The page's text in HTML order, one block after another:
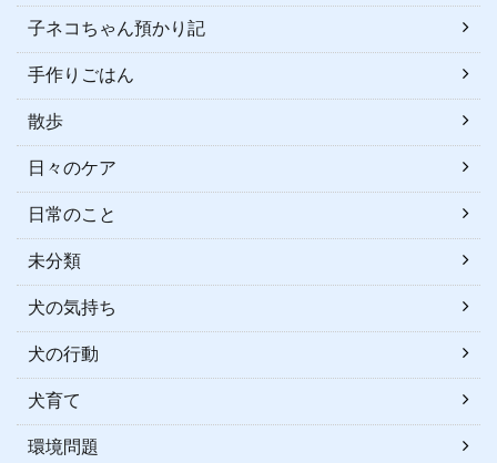
子ネコちゃん預かり記
手作りごはん
散歩
日々のケア
日常のこと
未分類
犬の気持ち
犬の行動
犬育て
環境問題